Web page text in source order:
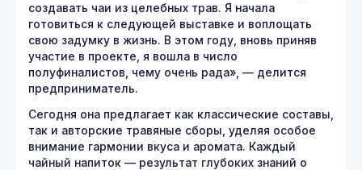
создавать чаи из целебных трав. Я начала
готовиться к следующей выставке и воплощать
свою задумку в жизнь. В этом году, вновь приняв
участие в проекте, я вошла в число
полуфиналистов, чему очень рада», — делится
предприниматель.
Сегодня она предлагает как классические составы,
так и авторские травяные сборы, уделяя особое
внимание гармонии вкуса и аромата. Каждый
чайный напиток — результат глубоких знаний о